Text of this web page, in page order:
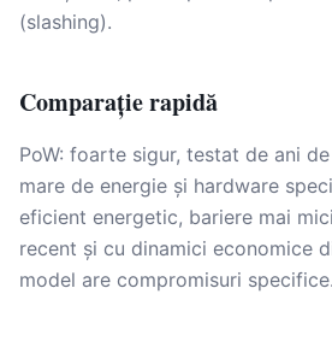
(slashing).
Comparație rapidă
PoW: foarte sigur, testat de ani
mare de energie și hardware
eficient energetic, bariere mai
recent și cu dinamici economice
model are compromisuri specifice.